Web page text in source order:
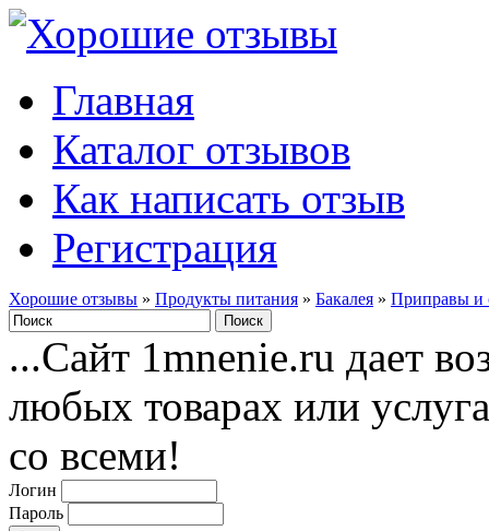
Главная
Каталог отзывов
Как написать отзыв
Регистрация
Хорошие отзывы » Продукты питания » Бакалея » Приправы и
...Сайт 1mnenie.ru дает
любых товарах или
со всеми!
Логин
Пароль